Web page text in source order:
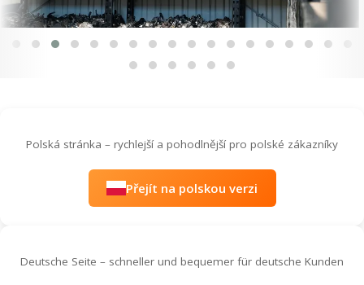
Polská stránka – rychlejší a pohodlnější pro polské zákazníky
Přejít na polskou verzi
Deutsche Seite – schneller und bequemer für deutsche Kunden